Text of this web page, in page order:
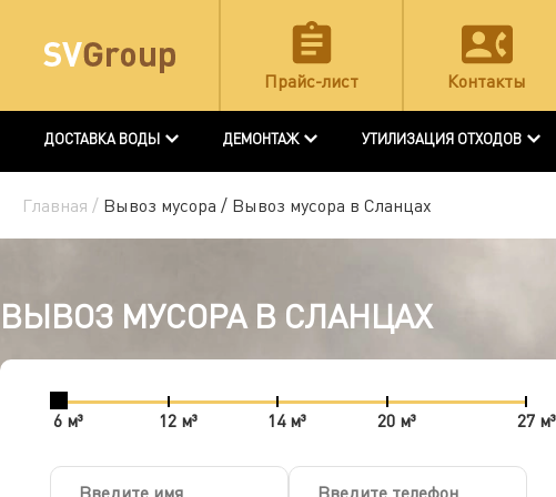
Прайс-лист Контакты
ДОСТАВКА ВОДЫ ДЕМОНТАЖ УТИЛИЗАЦИЯ ОТХОДОВ
Главная / Вывоз мусора / Вывоз мусора в Сланцах
ВЫВОЗ МУСОРА В СЛАНЦАХ
6 м³ 12 м³ 14 м³ 20 м³ 27 м³